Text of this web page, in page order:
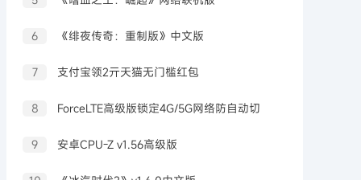
6 《绯夜传奇：重制版》中文版
7 支付宝领2亓天猫无门槛红包
8 ForceLTE高级版锁定4G/5G网络防自动切
9 安卓CPU-Z v1.56高级版